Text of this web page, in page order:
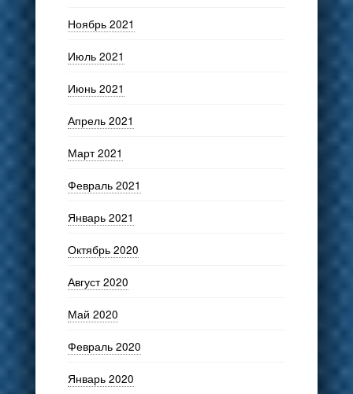
Ноябрь 2021
Июль 2021
Июнь 2021
Апрель 2021
Март 2021
Февраль 2021
Январь 2021
Октябрь 2020
Август 2020
Май 2020
Февраль 2020
Январь 2020